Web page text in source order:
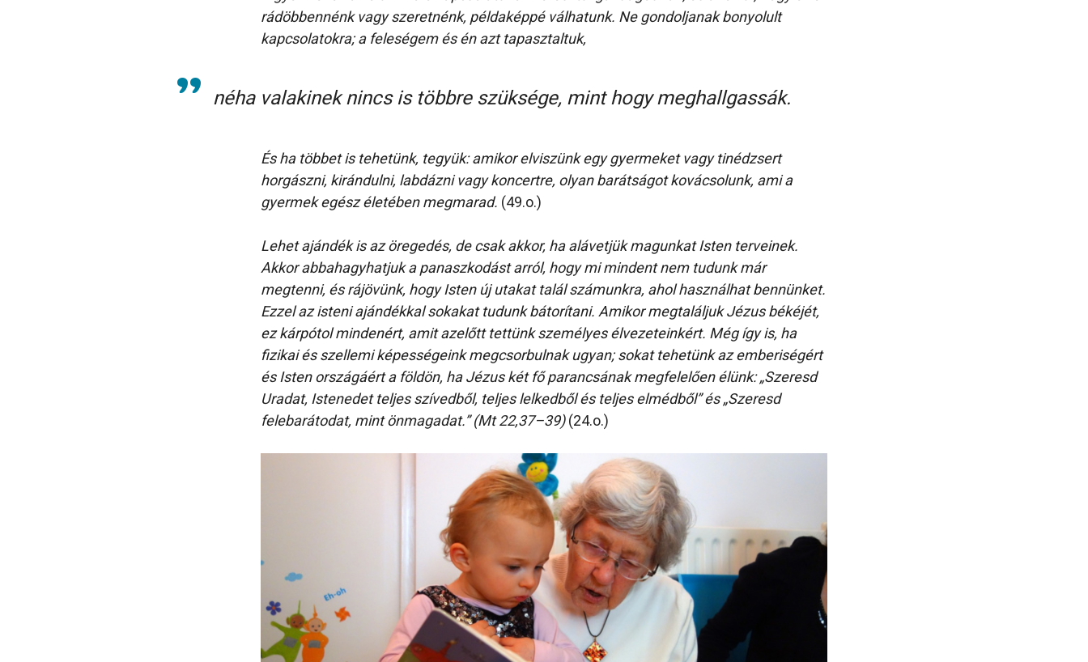
rádöbbennénk vagy szeretnénk, példaképpé válhatunk. Ne gondoljanak bonyolult
kapcsolatokra; a feleségem és én azt tapasztaltuk,
néha valakinek nincs is többre szüksége, mint hogy meghallgassák.
És ha többet is tehetünk, tegyük: amikor elviszünk egy gyermeket vagy tinédzsert
horgászni, kirándulni, labdázni vagy koncertre, olyan barátságot kovácsolunk, ami a
gyermek egész életében megmarad. (49.o.)
Lehet ajándék is az öregedés, de csak akkor, ha alávetjük magunkat Isten terveinek.
Akkor abbahagyhatjuk a panaszkodást arról, hogy mi mindent nem tudunk már
megtenni, és rájövünk, hogy Isten új utakat talál számunkra, ahol használhat bennünket.
Ezzel az isteni ajándékkal sokakat tudunk bátorítani. Amikor megtaláljuk Jézus békéjét,
ez kárpótol mindenért, amit azelőtt tettünk személyes élvezeteinkért. Még így is, ha
fizikai és szellemi képességeink megcsorbulnak ugyan; sokat tehetünk az emberiségért
és Isten országáért a földön, ha Jézus két fő parancsának megfelelően élünk: „Szeresd
Uradat, Istenedet teljes szívedből, teljes lelkedből és teljes elmédből” és „Szeresd
felebarátodat, mint önmagadat.” (Mt 22,37–39)(24.o.)